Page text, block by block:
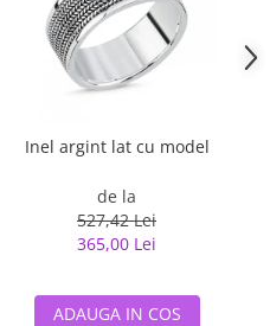
Inel argint lat cu model
de la
527,42 Lei
365,00 Lei
ADAUGA IN COS